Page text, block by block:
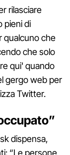
rilasciare
pieni di
qualcuno che
che solo
qui' quando
gergo web per
Twitter.
dispensa,
“Le persone